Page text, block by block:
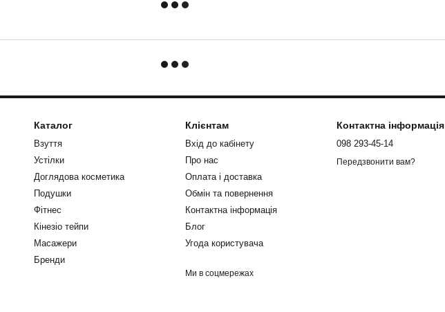
Каталог
Взуття
Устілки
Доглядова косметика
Подушки
Фітнес
Кінезіо тейпи
Масажери
Бренди
Клієнтам
Вхід до кабінету
Про нас
Оплата і доставка
Обмін та повернення
Контактна інформація
Блог
Угода користувача
Ми в соцмережах
Контактна інформація
098 293-45-14
Передзвонити вам?